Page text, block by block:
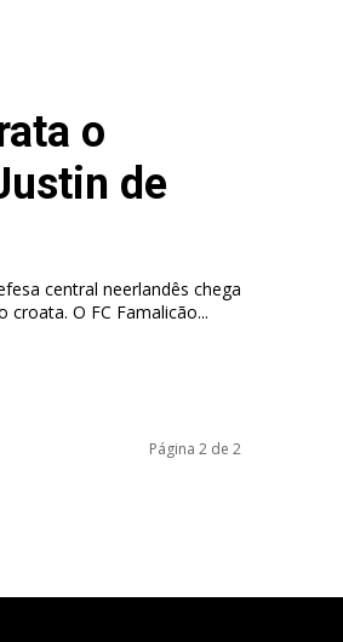
o
de
central neerlandês chega
a Portugal depois de três anos no campeonato croata. O FC Famalicão...
Página 2 de 2